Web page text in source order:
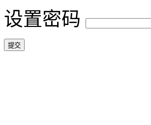
设置密码